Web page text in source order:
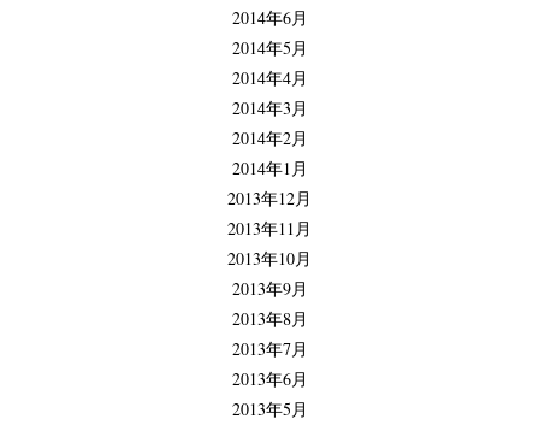
2014年6月
2014年5月
2014年4月
2014年3月
2014年2月
2014年1月
2013年12月
2013年11月
2013年10月
2013年9月
2013年8月
2013年7月
2013年6月
2013年5月